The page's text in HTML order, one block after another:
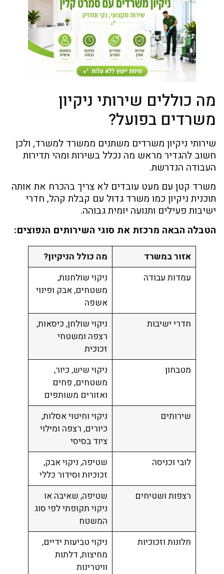
מה כוללים שירותי ניקיון
משרדים בפועל?
שירותי ניקיון משרדים משתנים ממשרד למשרד, ולכן
חשוב להגדיר מראש מה נכלל בשירות ומהי תדירות
העבודה הנדרשת.
משרד קטן עם מעט עובדים לא צריך בהכרח את אותה
תוכנית ניקיון כמו משרד גדול עם קבלת קהל, חדרי
ישיבות פעילים ותנועה יומית גבוהה.
הטבלה הבאה מרכזת את סוגי השירותים הנפוצים:
אזור במשרד
מה כולל הניקיון?
עמדות עבודה
ניקוי שולחנות,
משטחים, אבק ופינוי
אשפה
חדרי ישיבות
ניקוי שולחן, כיסאות,
רצפה ומשטחי
זכוכית
מטבחון
ניקוי שיש, כיור,
משטחים, פחים
ואזורים משותפים
שירותים
ניקוי וחיטוי אסלות,
כיורים, רצפה ומילוי
ציוד בסיסי
לובי וכניסה
שטיפה, ניקוי אבק,
זכוכיות וסידור כללי
רצפות ושטיחים
שטיפה, שאיבה או
ניקוי תקופתי לפי סוג
המשטח
חלונות וזכוכיות
ניקוי טביעות ידיים,
מחיצות, דלתות
וויטרינות